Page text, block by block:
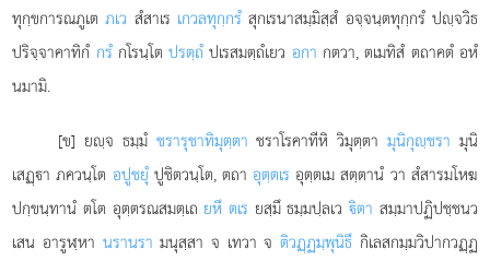
ทุกฺขการณภูเตภเว สํสาเร เกวลทุกฺกรํ สุกเรนาสมฺมิสฺสํ อจฺจนฺตทุกฺกรํ ปฺจวิธ
ปริจฺจาคาทิกํ กรํกโรนฺโตปรตฺถํ ปเรสมตฺถํเยว อกา กตวา, ตเมทิสํ ตถาคตํ อหํ
นมามิ.
[ข] ยฺจ ธมฺมํ ชรารุชาทิมุตฺตา ชราโรคาทีหิ วิมุตฺตา มุนิกุฺชรา มุนิ
เสฏฺา ภควนฺโต อปูชยุํปูชิตวนฺโต, ตถาอุตฺตเร อุตฺตเม สตฺตานํ วา สํสารมโหฆ
ปกฺขนฺทานํ ตโต อุตฺตรณสมตฺเถ ยหึ ตเร ยสฺมึ ธมฺมปฺลเวิตา สมฺมาปฏิปชฺชนว
เสน อารูฬฺหา นรานรา มนุสฺสา จ เทวา จติวฏฺฏมฺพุนิธึ กิเลสกมฺมวิปากวฏฺฏ